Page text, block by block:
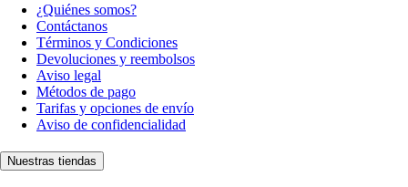
¿Quiénes somos?
Contáctanos
Términos y Condiciones
Devoluciones y reembolsos
Aviso legal
Métodos de pago
Tarifas y opciones de envío
Aviso de confidencialidad
Nuestras tiendas